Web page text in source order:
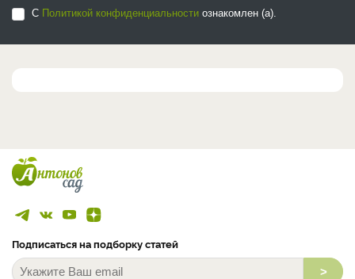
С Политикой конфиденциальности ознакомлен (а).
Подписаться на подборку статей
>